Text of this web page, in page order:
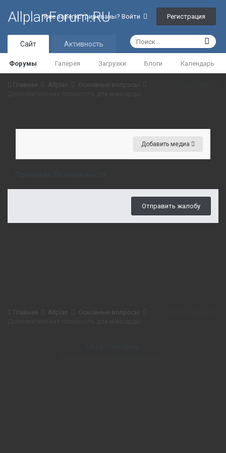
AllplanForum.RU
Уже зарегистрированы? Войти Регистрация
Сайт
Форумы Галерея Загрузки Блоги Календарь
Активность
Главная Allplan
Основные вопросы
Добавить медиа
Отправить жалобу
Главная Allplan
Основные вопросы